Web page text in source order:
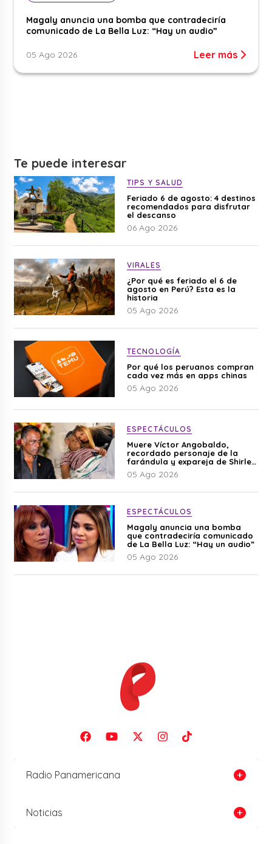
Magaly anuncia una bomba que contradeciría
comunicado de La Bella Luz: “Hay un audio”
05 Ago 2026 Leer más
Te puede interesar
TIPS Y SALUD
Feriado 6 de agosto: 4 destinos
recomendados para disfrutar
el descanso
06 Ago 2026
VIRALES
¿Por qué es feriado el 6 de
agosto en Perú? Esta es la
historia
05 Ago 2026
TECNOLOGÍA
Por qué los peruanos compran
cada vez más en apps chinas
05 Ago 2026
ESPECTÁCULOS
Muere Víctor Angobaldo,
recordado personaje de la
farándula y expareja de Shirley
Cherres
05 Ago 2026
ESPECTÁCULOS
Magaly anuncia una bomba
que contradeciría comunicado
de La Bella Luz: “Hay un audio”
05 Ago 2026
Radio Panamericana
Noticias